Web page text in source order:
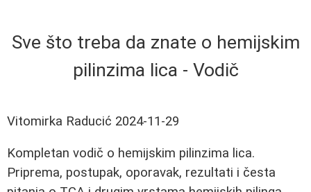
Sve što treba da znate o hemijskim
pilinzima lica - Vodič
Vitomirka Raducić 2024-11-29
Kompletan vodič o hemijskim pilinzima lica.
Priprema, postupak, oporavak, rezultati i česta